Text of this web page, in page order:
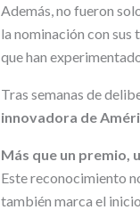
Además, no fueron
la nominación con
que han
Tras semanas de
innovadora de
Más que un premio,
Este reconocimiento
también marca el